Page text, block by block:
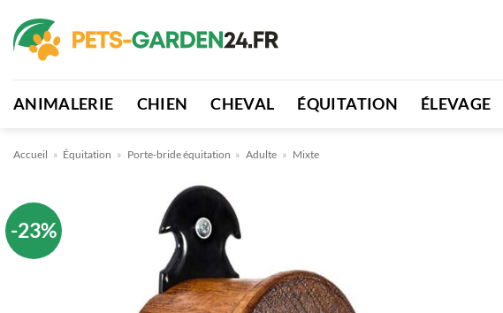
au
contenu
ANIMALERIE CHIEN CHEVAL ÉQUITATION ÉLEVAGE
Accueil » Équitation » Porte-bride équitation » Adulte » Mixte
-23%